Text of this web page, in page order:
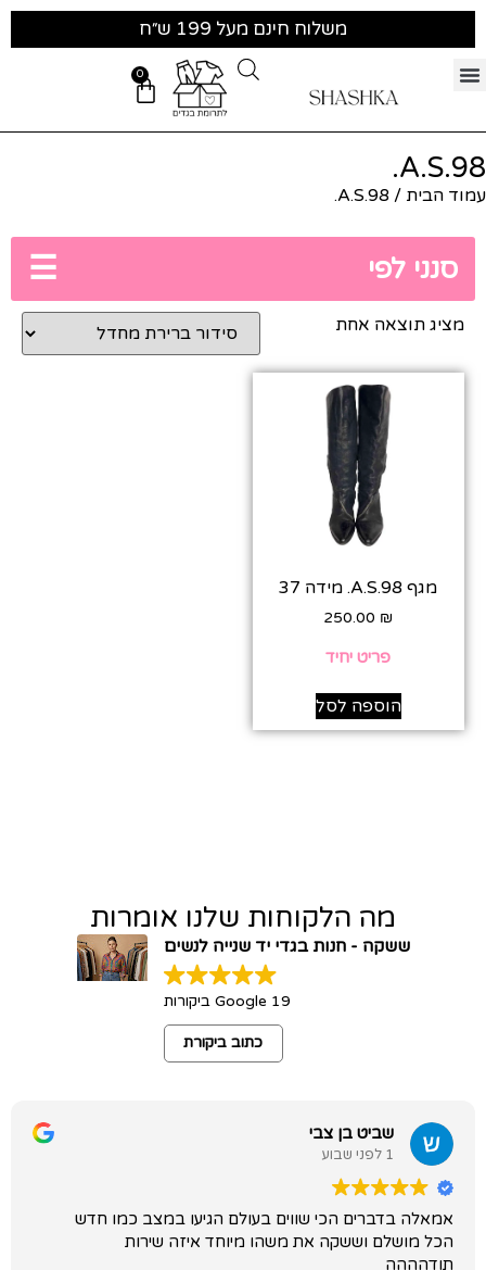
משלוח חינם מעל 199 ש״ח
0
A.S.98.
עמוד הבית / A.S.98.
סנני לפי ☰
מציג תוצאה אחת
מגף A.S.98. מידה 37
250.00 ₪
פריט יחיד
הוספה לסל
מה הלקוחות שלנו אומרות
ששקה - חנות בגדי יד שנייה לנשים
19 Google ביקורות
כתוב ביקורת
שביט בן צבי
1 לפני שבוע
אמאלה בדברים הכי שווים בעולם הגיעו במצב כמו חדש
הכל מושלם וששקה את משהו מיוחד איזה שירות
תודהההה